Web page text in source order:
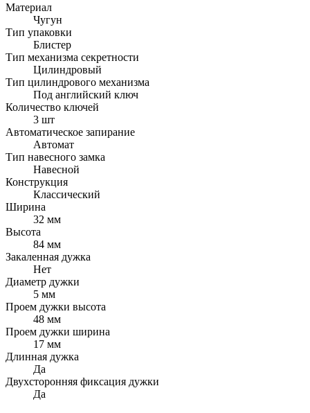
Материал
Чугун
Тип упаковки
Блистер
Тип механизма секретности
Цилиндровый
Тип цилиндрового механизма
Под английский ключ
Количество ключей
3 шт
Автоматическое запирание
Автомат
Тип навесного замка
Навесной
Конструкция
Классический
Ширина
32 мм
Высота
84 мм
Закаленная дужка
Нет
Диаметр дужки
5 мм
Проем дужки высота
48 мм
Проем дужки ширина
17 мм
Длинная дужка
Да
Двухсторонняя фиксация дужки
Да